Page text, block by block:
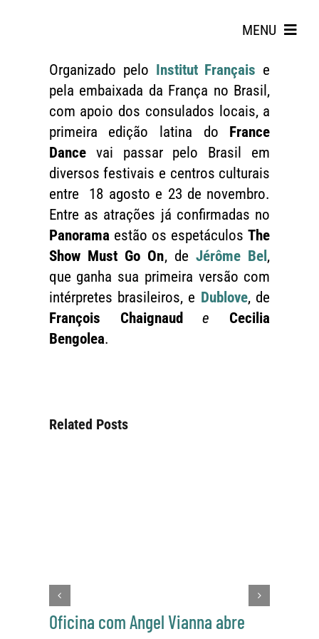
MENU
Search
for:
Organizado pelo Institut Français e
pela embaixada da França no Brasil,
com apoio dos consulados locais, a
primeira edição latina do France
Dancevai passar pelo Brasil em
diversos festivais e centros culturais
entre 18 agosto e 23 de novembro.
Entre as atrações já confirmadas no
Panoramaestão os espetáculosThe
Show Must Go On, de Jérôme Bel ,
que ganha sua primeira versão com
intérpretes brasileiros, e Dublove, de
François Chaignaud
e
Cecilia
Bengolea.
Related Posts
Oficina com Angel Vianna abre